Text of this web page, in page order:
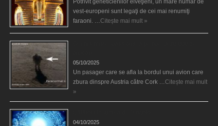
Potrivit geneticienilor elveţieni, un mare număr de
vest-europeni sunt legaţi de cei mai renumiţi
faraoni. …Citește mai mult »
05/10/2025
Un pasager care se afla la bordul unui avion care
zbura dinspre Austria către Cork …Citește mai mult
»
04/10/2025